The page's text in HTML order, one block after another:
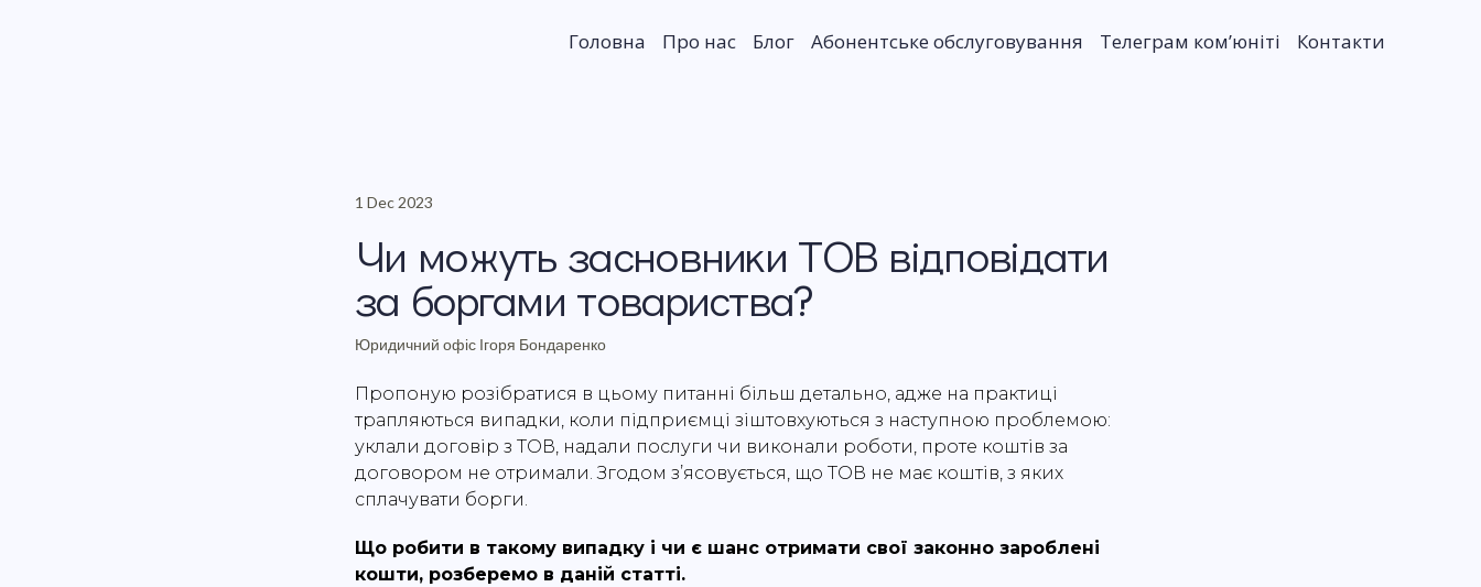
Головна Про нас Блог Абонентське обслуговування Телеграм комʼюніті Контакти
1 Dec 2023
Чи можуть засновники ТОВ відповідати
за боргами товариства?
Юридичний офіс Ігоря Бондаренко
Пропоную розібратися в цьому питанні більш детально, адже на практиці
трапляються випадки, коли підприємці зіштовхуються з наступною проблемою:
уклали договір з ТОВ, надали послуги чи виконали роботи, проте коштів за
договором не отримали. Згодом з’ясовується, що ТОВ не має коштів, з яких
сплачувати борги.
Що робити в такому випадку і чи є шанс отримати свої законно зароблені
кошти, розберемо в даній статті.